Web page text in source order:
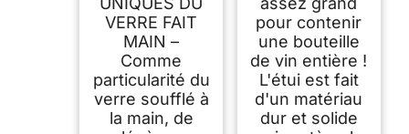
VERRE FAIT
MAIN –
Comme
particularité du
verre soufflé à
la main, de
pour contenir
une bouteille
de vin entière !
L'étui est fait
d'un matériau
dur et solide